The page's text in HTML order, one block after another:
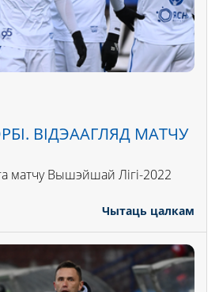
ВІДЭААГЛЯД МАТЧУ
матчу Вышэйшай Лігі-2022
Чытаць цалкам